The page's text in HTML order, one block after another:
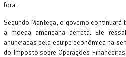
fora.
Segundo Mantega, o governo continuará
a moeda americana derreta. Ele
anunciadas pela equipe econômica na
do Imposto sobre Operações